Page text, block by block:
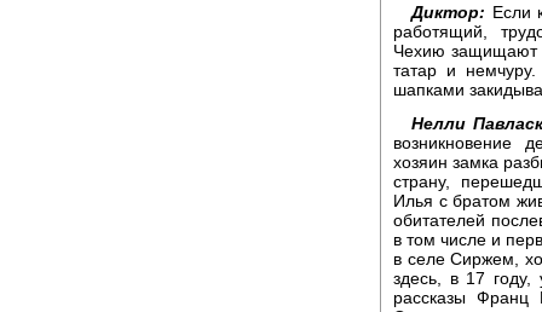
Диктор: Если
работящий,
Чехию защищают
татар и
шапками
Нелли
возникновение
хозяин замка
страну,
Илья с братом
обитателей
в том числе и
в селе Сиржем,
здесь, в 17
рассказы Франц